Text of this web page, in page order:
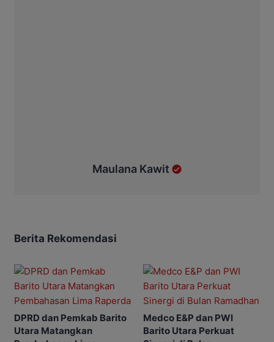
Maulana Kawit
Berita Rekomendasi
DPRD dan Pemkab Barito
Utara Matangkan
Medco E&P dan PWI
Barito Utara Perkuat